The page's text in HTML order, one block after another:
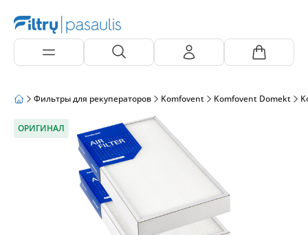
Фильтры для рекуператоров Komfovent Komfovent Domekt
ОРИГИНАЛ